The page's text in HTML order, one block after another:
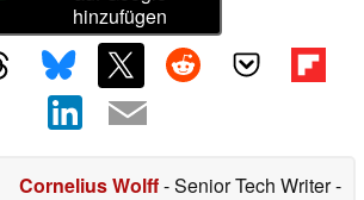
hinzufügen
Cornelius Wolff- Senior Tech Writer-